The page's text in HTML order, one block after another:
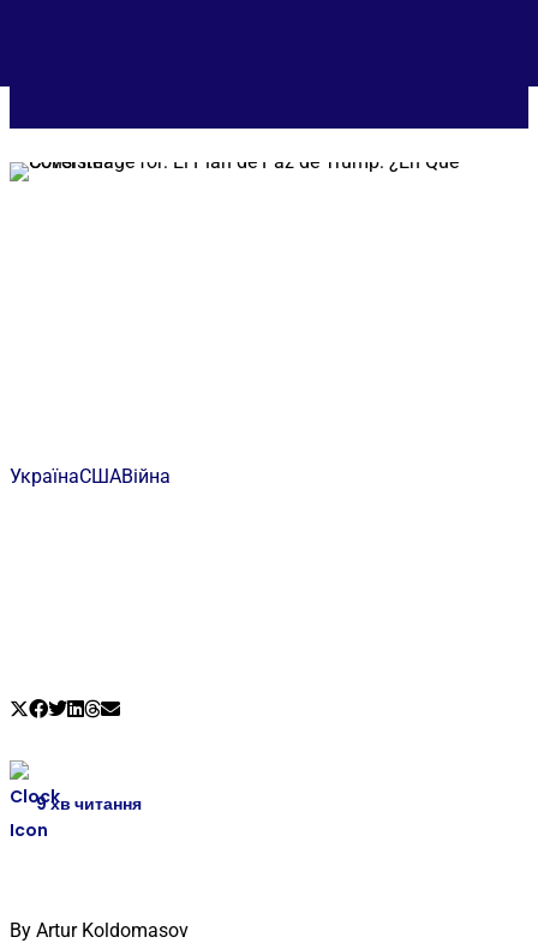
УкраїнаСШАВійна
9хв читання
By Artur Koldomasov